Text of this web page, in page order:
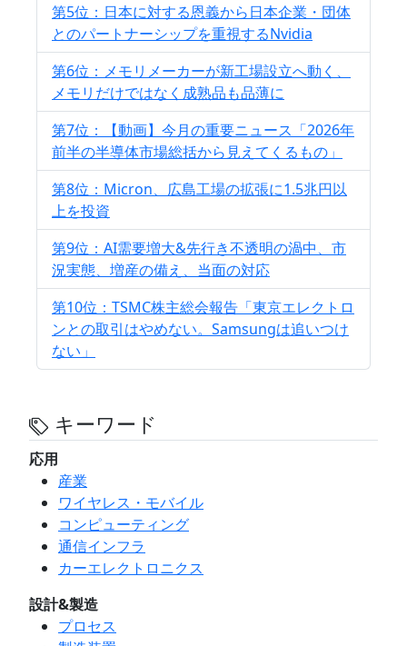
第5位：日本に対する恩義から日本企業・団体
とのパートナーシップを重視するNvidia
第6位：メモリメーカーが新工場設立へ動く、
メモリだけではなく成熟品も品薄に
第7位：【動画】今月の重要ニュース「2026年
前半の半導体市場総括から見えてくるもの」
第8位：Micron、広島工場の拡張に1.5兆円以
上を投資
第9位：AI需要増大&先行き不透明の渦中、市
況実態、増産の備え、当面の対応
第10位：TSMC株主総会報告「東京エレクトロ
ンとの取引はやめない。Samsungは追いつけ
ない」
キーワード
応用
産業
ワイヤレス・モバイル
コンピューティング
通信インフラ
カーエレクトロニクス
設計&製造
プロセス